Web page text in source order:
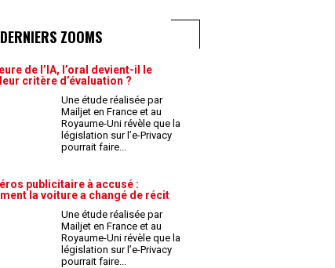
ZOOMS
de l’IA, l’oral devient-il le
critère d’évaluation ?
Une étude réalisée par
Mailjet en France et au
Royaume-Uni révèle que la
législation sur l’e-Privacy
pourrait faire...
publicitaire à accusé :
la voiture a changé de récit
Une étude réalisée par
Mailjet en France et au
Royaume-Uni révèle que la
législation sur l’e-Privacy
pourrait faire...